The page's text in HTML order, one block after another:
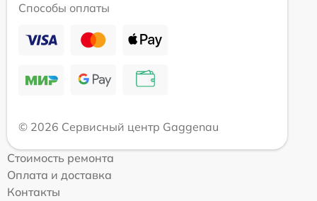
Способы оплаты
© 2026 Сервисный центр Gaggenau
Стоимость ремонта
Оплата и доставка
Контакты